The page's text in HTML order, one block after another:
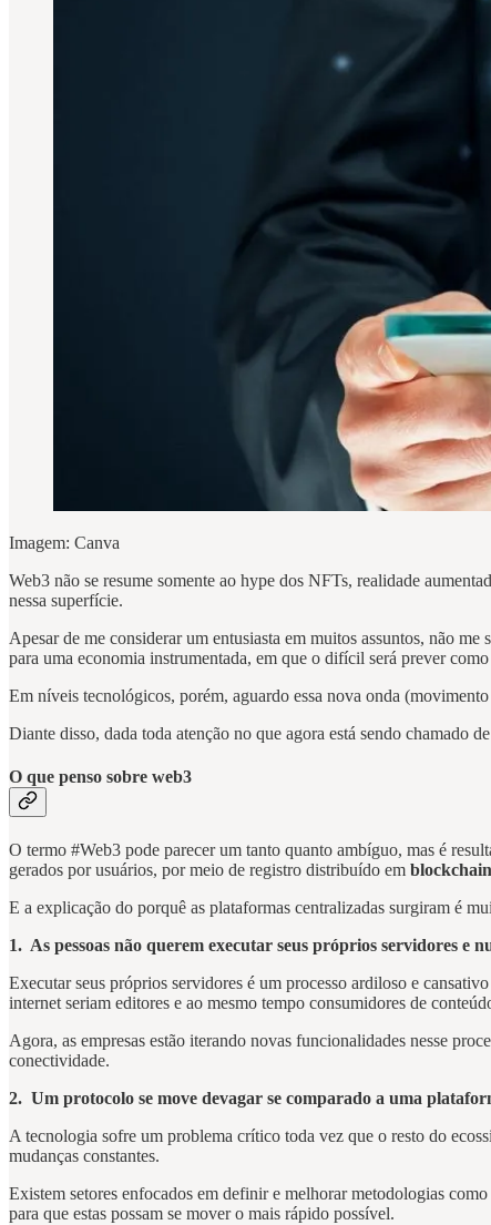
Imagem: Canva
Web3 não se resume somente ao hype dos NFTs, realidade
nessa superfície.
Apesar de me considerar um entusiasta em muitos assuntos, não
para uma economia instrumentada, em que o difícil será prever
Em níveis tecnológicos, porém, aguardo essa nova onda
Diante disso, dada toda atenção no que agora está sendo chamado
O que penso sobre web3
O termo #Web3 pode parecer um tanto quanto ambíguo, mas é
gerados por usuários, por meio de registro distribuído em blockchain
E a explicação do porquê as plataformas centralizadas surgiram é
1. As pessoas não querem executar seus próprios servidores e
Executar seus próprios servidores é um processo ardiloso e
internet seriam editores e ao mesmo tempo consumidores de
Agora, as empresas estão iterando novas funcionalidades nesse
conectividade.
2. Um protocolo se move devagar se comparado a uma
A tecnologia sofre um problema crítico toda vez que o resto do
mudanças constantes.
Existem setores enfocados em definir e melhorar metodologias
para que estas possam se mover o mais rápido possível.